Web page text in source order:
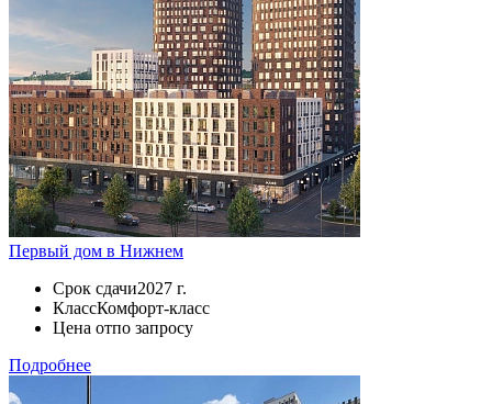
Первый дом в Нижнем
Срок сдачи2027 г.
КлассКомфорт-класс
Цена отпо запросу
Подробнее